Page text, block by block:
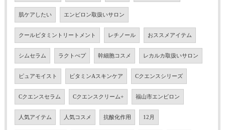
肌ケアしたい エンビロン取扱いサロン
クールビタミントリートメント レチノール おススメアイテム
シムセラム ラクトぺプ 幹細胞コスメ レカルカ取扱いサロン
ピュアモイスト ビタミンAスキンケア Cクエンスシリーズ
Cクエンスセラム Cクエンスクリーム+ 福山市エンビロン
人気アイテム 人気コスメ 抗酸化作用 12月